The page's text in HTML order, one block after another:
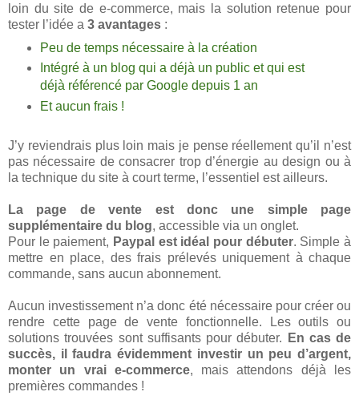
loin du site de e-commerce, mais la solution retenue pour
tester l’idée a 3 avantages :
Peu de temps nécessaire à la création
Intégré à un blog qui a déjà un public et qui est
déjà référencé par Google depuis 1 an
Et aucun frais !
J’y reviendrais plus loin mais je pense réellement qu’il n’est
pas nécessaire de consacrer trop d’énergie au design ou à
la technique du site à court terme, l’essentiel est ailleurs.
La page de vente est donc une simple page
supplémentaire du blog, accessible via un onglet.
Pour le paiement, Paypal est idéal pour débuter. Simple à
mettre en place, des frais prélevés uniquement à chaque
commande, sans aucun abonnement.
Aucun investissement n’a donc été nécessaire pour créer ou
rendre cette page de vente fonctionnelle. Les outils ou
solutions trouvées sont suffisants pour débuter.
En cas de
succès, il faudra évidemment investir un peu d’argent,
monter un vrai e-commerce, mais
attendons déjà les
premières commandes !